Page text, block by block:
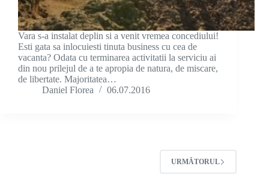
Vara s-a instalat deplin si a venit vremea concediului!
Esti gata sa inlocuiesti tinuta business cu cea de
vacanta? Odata cu terminarea activitatii la serviciu ai
din nou prilejul de a te apropia de natura, de miscare,
de libertate. Majoritatea…
Daniel Florea
06.07.2016
URMĂTORUL